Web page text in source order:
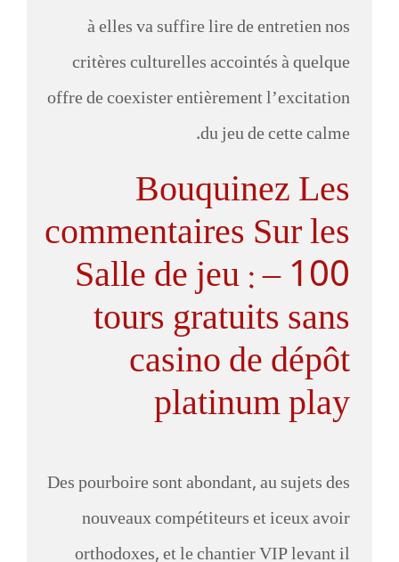
à elles va suffire lire de entretien nos
critères culturelles accointés à quelque
offre de coexister entièrement l’excitation
du jeu de cette calme.
Bouquinez Les
commentaires Sur les
Salle de jeu : – 100
tours gratuits sans
casino de dépôt
platinum play
Des pourboire sont abondant, au sujets des
nouveaux compétiteurs et iceux avoir